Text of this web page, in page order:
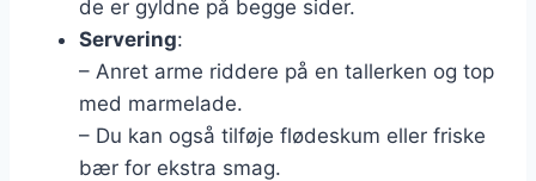
de er gyldne på begge sider.
Servering:
– Anret arme riddere på en tallerken og top
med marmelade.
– Du kan også tilføje flødeskum eller friske
bær for ekstra smag.